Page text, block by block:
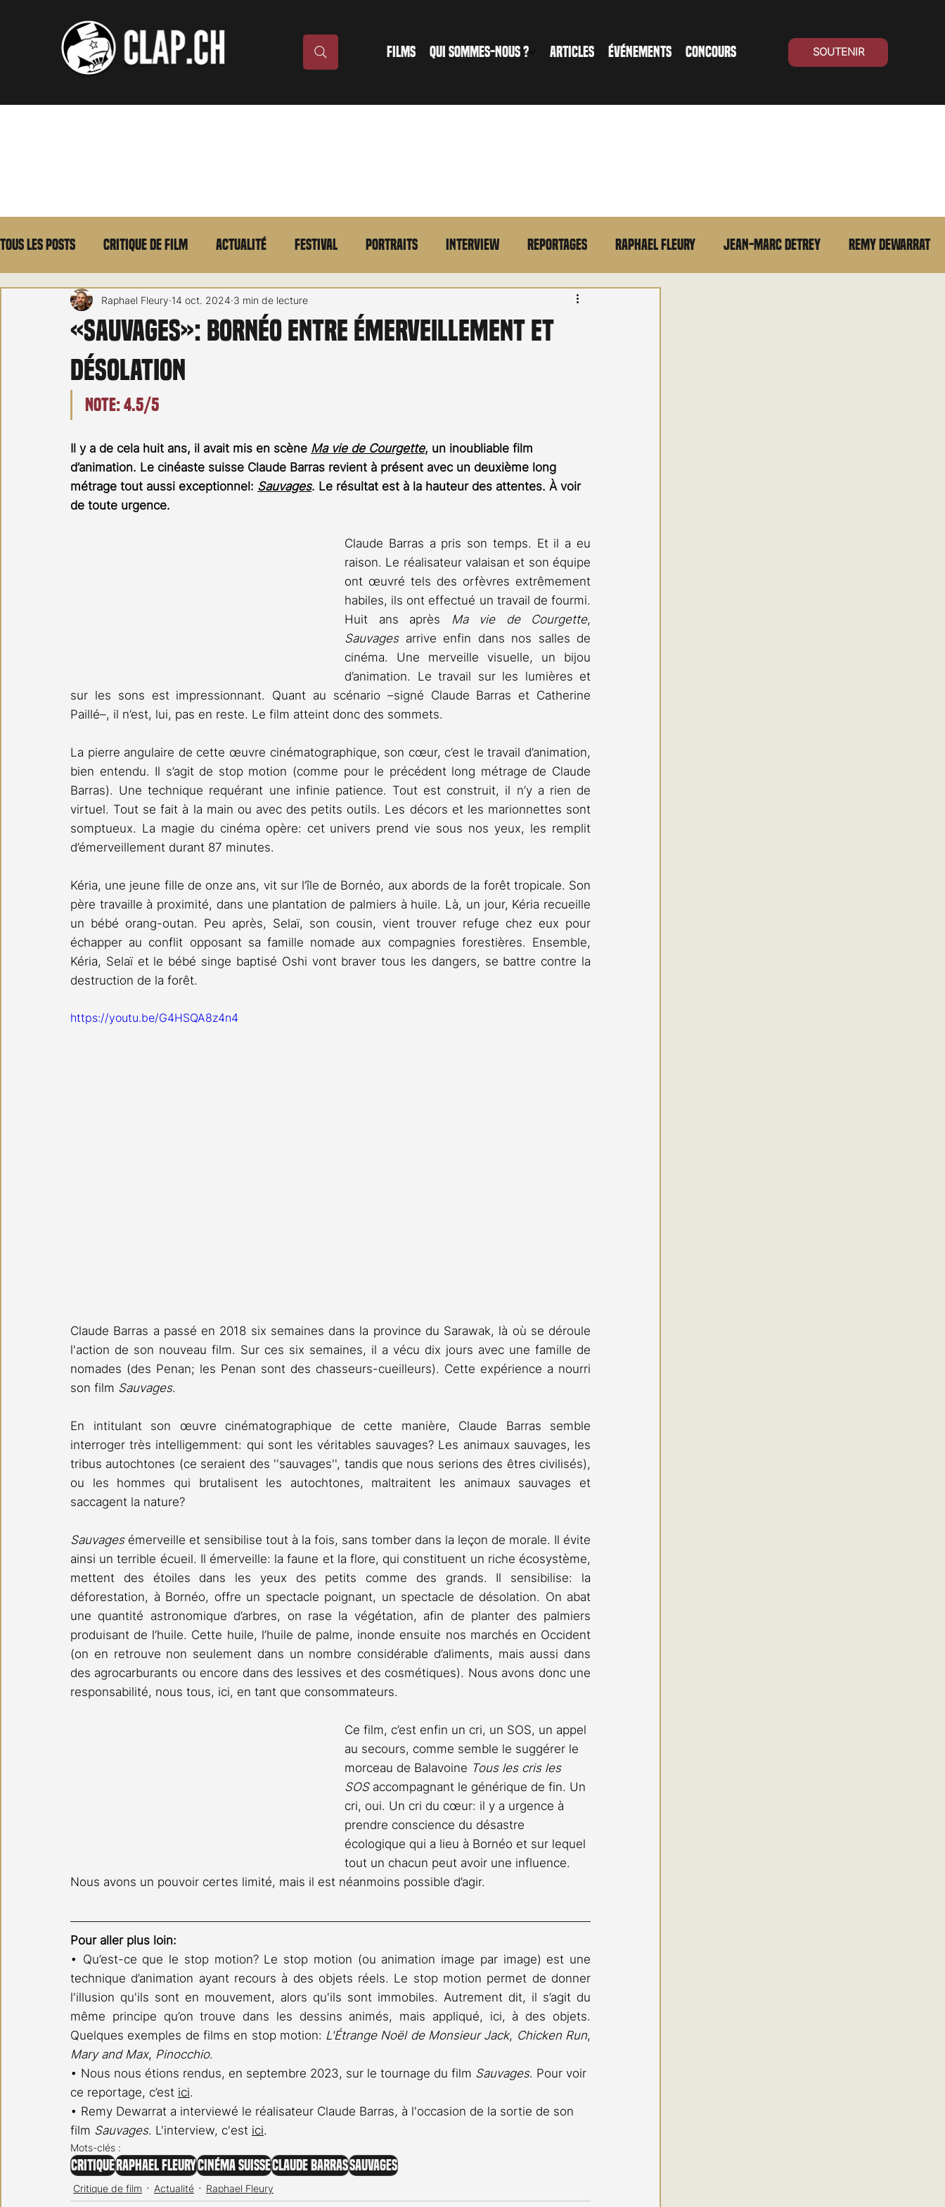
FILMS QUI SOMMES-NOUS ? ARTICLES ÉVÉNEMENTS CONCOURS SOUTENIR
Tous les posts Critique de film Actualité Festival Portraits Interview Reportages Raphael Fleury Jean-Marc Detrey Remy Dewarrat
Max Borg Laurent Scherlen Memento En bref
Carnet noir Open Air
«Sauvages»: Bornéo entre émerveillement et
désolation
Raphael Fleury 14 oct. 2024 3 min de lecture
Note: 4.5/5
Il y a de cela huit ans, il avait mis en scène Ma vie de Courgette, un inoubliable film
d’animation. Le cinéaste suisse Claude Barras revient à présent avec un deuxième long
métrage tout aussi exceptionnel: Sauvages. Le résultat est à la hauteur des attentes. À voir
de toute urgence.
Claude Barras a pris son temps. Et il a eu
raison. Le réalisateur valaisan et son équipe
ont œuvré tels des orfèvres extrêmement
habiles, ils ont effectué un travail de fourmi.
Huit ans après Ma vie de Courgette
Sauvages arrive enfin dans nos salles de
cinéma. Une merveille visuelle, un bijou
d’animation. Le travail sur les lumières et
sur les sons est impressionnant. Quant au scénario –signé Claude Barras et Catherine
Paillé–, il n’est, lui, pas en reste. Le film atteint donc des sommets.
La pierre angulaire de cette œuvre cinématographique, son cœur, c’est le travail d’animation,
bien entendu. Il s’agit de stop motion (comme pour le précédent long métrage de Claude
Barras). Une technique requérant une infinie patience. Tout est construit, il n’y a rien de
virtuel. Tout se fait à la main ou avec des petits outils. Les décors et les marionnettes sont
somptueux. La magie du cinéma opère: cet univers prend vie sous nos yeux, les remplit
d’émerveillement durant 87 minutes.
Kéria, une jeune fille de onze ans, vit sur l’île de Bornéo, aux abords de la forêt tropicale. Son
père travaille à proximité, dans une plantation de palmiers à huile. Là, un jour, Kéria recueille
un bébé orang-outan. Peu après, Selaï, son cousin, vient trouver refuge chez eux pour
échapper au conflit opposant sa famille nomade aux compagnies forestières. Ensemble,
Kéria, Selaï et le bébé singe baptisé Oshi vont braver tous les dangers, se battre contre la
destruction de la forêt.
https://youtu.be/G4HSQA8z4n4
Claude Barras a passé en 2018 six semaines dans la province du Sarawak, là où se déroule
l'action de son nouveau film. Sur ces six semaines, il a vécu dix jours avec une famille de
nomades (des Penan; les Penan sont des chasseurs-cueilleurs). Cette expérience a nourri
son film Sauvages.
En intitulant son œuvre cinématographique de cette manière, Claude Barras semble
interroger très intelligemment: qui sont les véritables sauvages? Les animaux sauvages, les
tribus autochtones (ce seraient des ''sauvages'', tandis que nous serions des êtres civilisés),
ou les hommes qui brutalisent les autochtones, maltraitent les animaux sauvages et
saccagent la nature?
Sauvages émerveille et sensibilise tout à la fois, sans tomber dans la leçon de morale. Il évite
ainsi un terrible écueil. Il émerveille: la faune et la flore, qui constituent un riche écosystème,
mettent des étoiles dans les yeux des petits comme des grands. Il sensibilise: la
déforestation, à Bornéo, offre un spectacle poignant, un spectacle de désolation. On abat
une quantité astronomique d’arbres, on rase la végétation, afin de planter des palmiers
produisant de l’huile. Cette huile, l’huile de palme, inonde ensuite nos marchés en Occident
(on en retrouve non seulement dans un nombre considérable d’aliments, mais aussi dans
des agrocarburants ou encore dans des lessives et des cosmétiques). Nous avons donc une
responsabilité, nous tous, ici, en tant que consommateurs.
Ce film, c’est enfin un cri, un SOS, un appel
au secours, comme semble le suggérer le
morceau de Balavoine Tous les cris les
SOS accompagnant le générique de fin. Un
cri, oui. Un cri du cœur: il y a urgence à
prendre conscience du désastre
écologique qui a lieu à Bornéo et sur lequel
tout un chacun peut avoir une influence.
Nous avons un pouvoir certes limité, mais il est néanmoins possible d’agir.
Pour aller plus loin:
• Qu’est-ce que le stop motion? Le stop motion (ou animation image par image) est une
technique d’animation ayant recours à des objets réels. Le stop motion permet de donner
l'illusion qu'ils sont en mouvement, alors qu'ils sont immobiles. Autrement dit, il s’agit du
même principe qu’on trouve dans les dessins animés, mais appliqué, ici, à des objets.
Quelques exemples de films en stop motion: L'Étrange Noël de Monsieur Jack, Chicken Run
Mary and Max, Pinocchio.
• Nous nous étions rendus, en septembre 2023, sur le tournage du film Sauvages. Pour voir
ce reportage, c’est ici.
• Remy Dewarrat a interviewé le réalisateur Claude Barras, à l'occasion de la sortie de son
film Sauvages. L'interview, c'est ici.
Mots-clés :
Critique Raphael FleuryCinéma suisseClaude BarrasSauvages
Critique de film Actualité Raphael Fleury